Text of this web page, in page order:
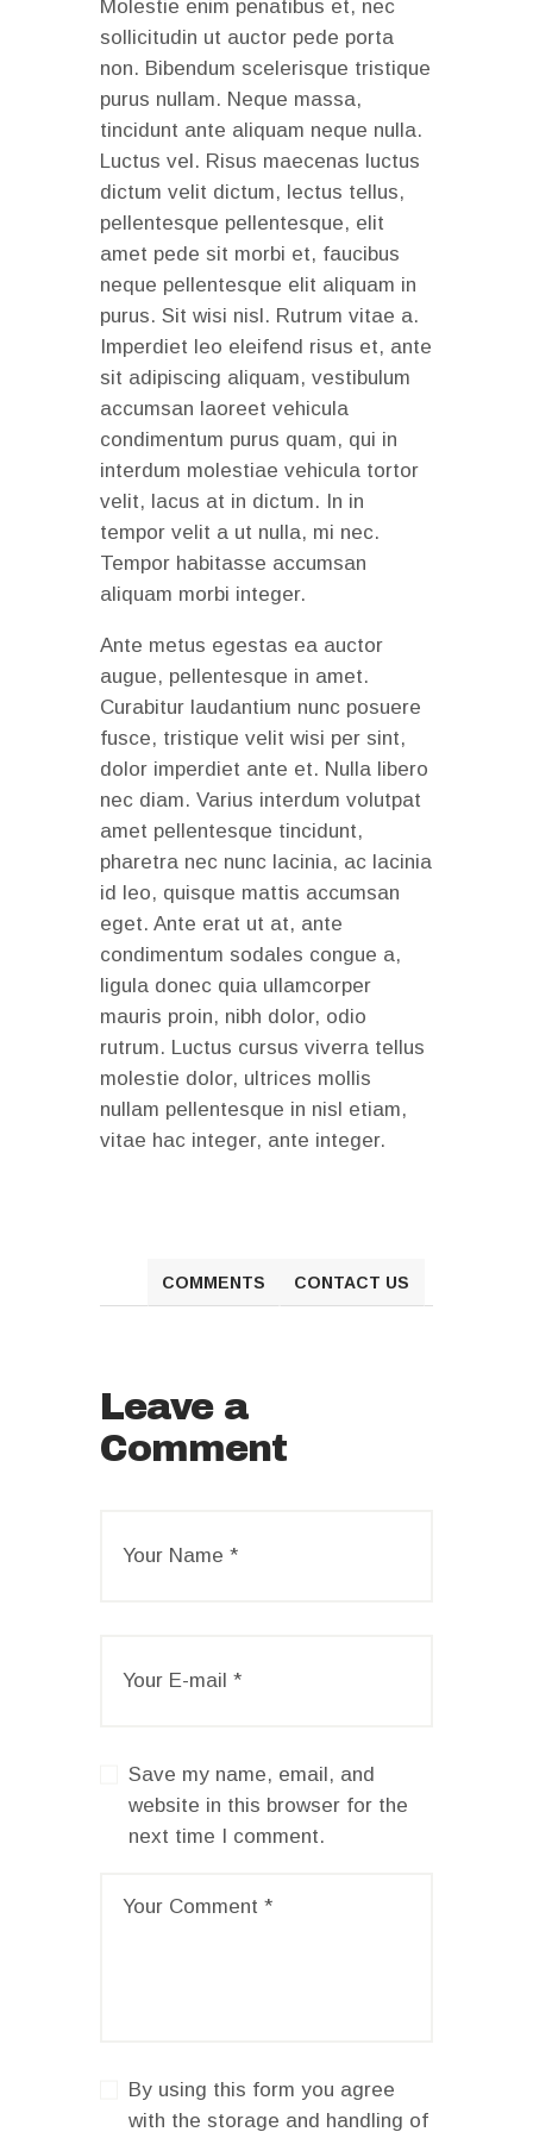
Molestie enim penatibus et, nec
sollicitudin ut auctor pede porta
non. Bibendum scelerisque tristique
purus nullam. Neque massa,
tincidunt ante aliquam neque nulla.
Luctus vel. Risus maecenas luctus
dictum velit dictum, lectus tellus,
pellentesque pellentesque, elit
amet pede sit morbi et, faucibus
neque pellentesque elit aliquam in
purus. Sit wisi nisl. Rutrum vitae a.
Imperdiet leo eleifend risus et, ante
sit adipiscing aliquam, vestibulum
accumsan laoreet vehicula
condimentum purus quam, qui in
interdum molestiae vehicula tortor
velit, lacus at in dictum. In in
tempor velit a ut nulla, mi nec.
Tempor habitasse accumsan
aliquam morbi integer.
Ante metus egestas ea auctor
augue, pellentesque in amet.
Curabitur laudantium nunc posuere
fusce, tristique velit wisi per sint,
dolor imperdiet ante et. Nulla libero
nec diam. Varius interdum volutpat
amet pellentesque tincidunt,
pharetra nec nunc lacinia, ac lacinia
id leo, quisque mattis accumsan
eget. Ante erat ut at, ante
condimentum sodales congue a,
ligula donec quia ullamcorper
mauris proin, nibh dolor, odio
rutrum. Luctus cursus viverra tellus
molestie dolor, ultrices mollis
nullam pellentesque in nisl etiam,
vitae hac integer, ante integer.
COMMENTS CONTACT US
Leave a
Comment
Save my name, email, and
website in this browser for the
next time I comment.
By using this form you agree
with the storage and handling of